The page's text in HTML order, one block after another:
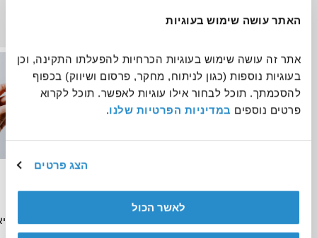
האתר עושה שימוש בעוגיות
פרטים נוספים במדיניות הפרטיות שלנו.
הצג פרטים
לאשר הכול
זקוקים לכם כעת
נשים ונערות
נשי בטוח לנערות וצעירות במצבי
אנשים עם מוגבלויות
אנוש - העמותה הישראלית